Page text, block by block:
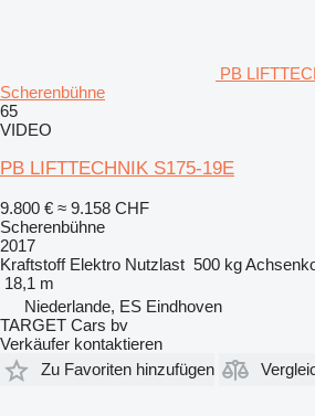
PB
Scherenbühne
65
VIDEO
PB LIFTTECHNIK S175-19E
9.800 € ≈ 9.158 CHF
Scherenbühne
2017
Kraftstoff Elektro Nutzlast 500 kg
18,1 m
Niederlande, ES Eindhoven
TARGET Cars bv
Verkäufer kontaktieren
Zu Favoriten hinzufügen